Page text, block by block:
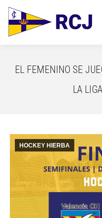
EL FEMENINO SE
LA
HOCKEY HIERBA